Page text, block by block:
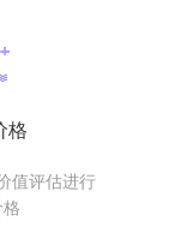
格
值评估进行